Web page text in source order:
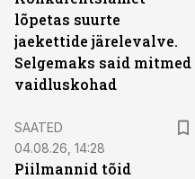
lõpetas suurte
jaekettide järelevalve.
Selgemaks said mitmed
vaidluskohad
SAATED
04.08.26, 14:28
Piilmannid tõid